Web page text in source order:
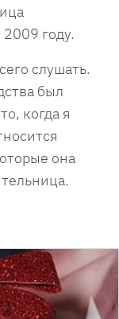
году.
слушать.
был
когда я
она